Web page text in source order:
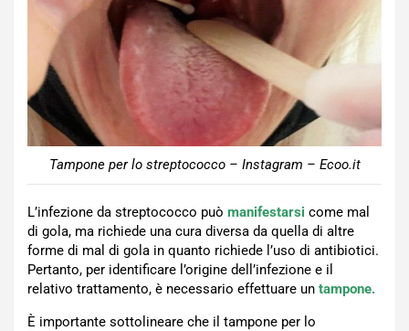
Tampone per lo streptococco – Instagram – Ecoo.it
L’infezione da streptococco può manifestarsi come mal
di gola, ma richiede una cura diversa da quella di altre
forme di mal di gola in quanto richiede l’uso di antibiotici.
Pertanto, per identificare l’origine dell’infezione e il
relativo trattamento, è necessario effettuare un tampone.
È importante sottolineare che il tampone per lo